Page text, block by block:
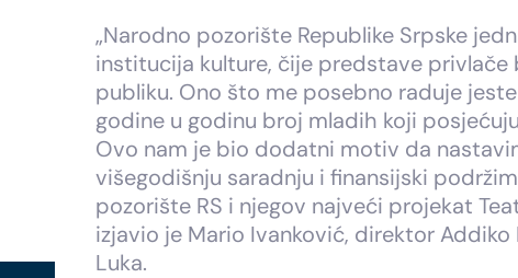
„Narodno pozorište Republike Srpske
institucija kulture, čije predstave privlače
publiku. Ono što me posebno raduje
godine u godinu broj mladih koji
Ovo nam je bio dodatni motiv da
višegodišnju saradnju i finansijski
pozorište RS i njegov najveći projekat
izjavio je Mario Ivanković, direktor Addiko
Luka.